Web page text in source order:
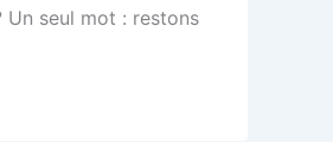
Un seul mot : restons